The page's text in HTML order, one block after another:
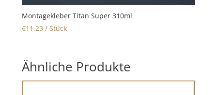
Montagekleber Titan Super 310ml
€11,23 / Stück
Ähnliche Produkte